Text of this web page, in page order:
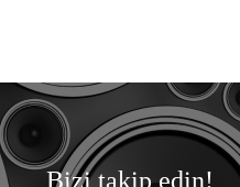
Bizi takip edin!